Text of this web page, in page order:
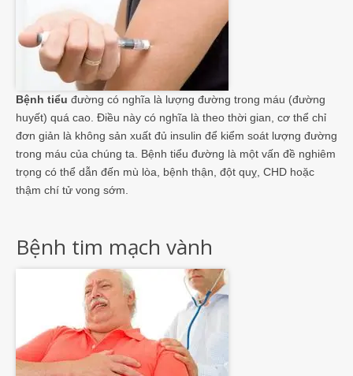
Bệnh tiểu đường có nghĩa là lượng đường trong máu (đường
huyết) quá cao. Điều này có nghĩa là theo thời gian, cơ thể chỉ
đơn giản là không sản xuất đủ insulin để kiểm soát lượng đường
trong máu của chúng ta. Bệnh tiểu đường là một vấn đề nghiêm
trọng có thể dẫn đến mù lòa, bệnh thận, đột quỵ, CHD hoặc
thậm chí tử vong sớm.
Bệnh tim mạch vành